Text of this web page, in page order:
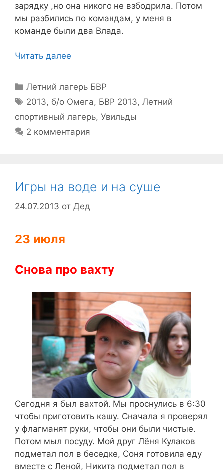
зарядку ,но она никого не взбодрила. Потом
мы разбились по командам, у меня в
команде были два Влада.
Читать далее
Рубрики
Летний лагерь БВР
Метки
2013, б/о Омега, БВР 2013,Летний
спортивный лагерь, Увильды
2 комментария
Игры на воде и на суше
24.07.2013 от Дед
23 июля
Снова про вахту
Сегодня я был вахтой. Мы проснулись в 6:30
чтобы приготовить кашу. Сначала я проверял
у флагманят руки, чтобы они были чистые.
Потом мыл посуду. Мой друг Лёня Кулаков
подметал пол в беседке, Соня готовила еду
вместе с Леной, Никита подметал пол в